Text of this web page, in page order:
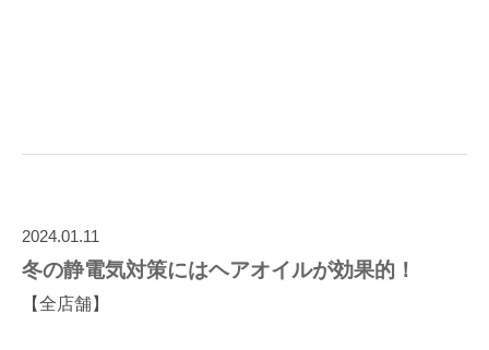
2024.01.11
冬の静電気対策にはヘアオイルが効果的！
【全店舗】